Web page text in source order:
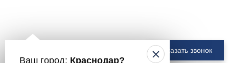
Ваш город: Краснодар?
Заказать звонок